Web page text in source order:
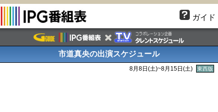
ガイド
市道真央の出演スケジュール
8月8日(土)~8月15日(土) 東西版